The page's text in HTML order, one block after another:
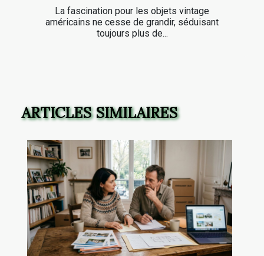
La fascination pour les objets vintage
américains ne cesse de grandir, séduisant
toujours plus de...
ARTICLES SIMILAIRES